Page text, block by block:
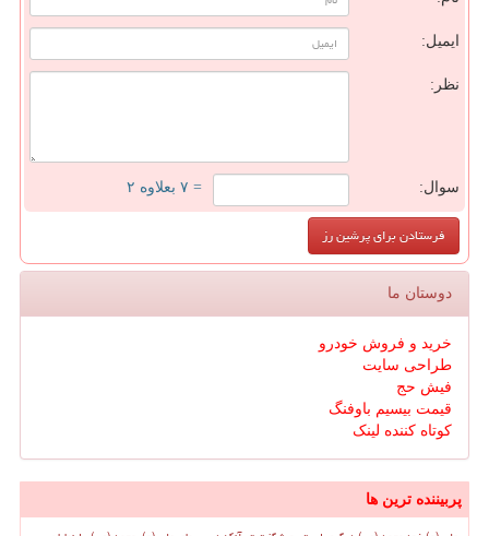
ایمیل:
نظر:
سوال: = ۷ بعلاوه ۲
دوستان ما
خرید و فروش خودرو
طراحی سایت
فیش حج
قیمت بیسیم باوفنگ
کوتاه کننده لینک
پربیننده ترین ها